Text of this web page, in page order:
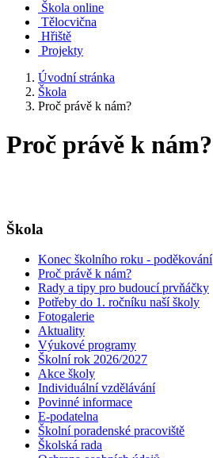
Škola online
Tělocvična
Hřiště
Projekty
Úvodní stránka
Škola
Proč právě k nám?
Proč právě k nám?
Škola
Konec školního roku - poděkování
Proč právě k nám?
Rady a tipy pro budoucí prvňáčky
Potřeby do 1. ročníku naší školy
Fotogalerie
Aktuality
Výukové programy
Školní rok 2026/2027
Akce školy
Individuální vzdělávání
Povinné informace
E-podatelna
Školní poradenské pracoviště
Školská rada